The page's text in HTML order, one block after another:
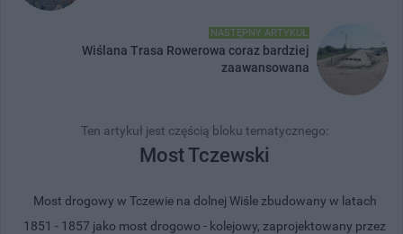
NASTĘPNY ARTYKUŁ
Wiślana Trasa Rowerowa coraz bardziej
zaawansowana
Ten artykuł jest częścią bloku tematycznego:
Most Tczewski
Most drogowy w Tczewie na dolnej Wiśle zbudowany w latach
1851 - 1857 jako most drogowo - kolejowy, zaprojektowany przez